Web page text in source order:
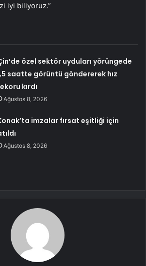
iyi biliyoruz.”
özel sektör uyduları yörüngede
saatte görüntü göndererek hız
kırdı
Ağustos 8, 2026
imzalar fırsat eşitliği için
Ağustos 8, 2026